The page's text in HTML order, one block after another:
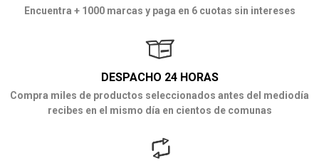
Encuentra + 1000 marcas y paga en 6 cuotas sin intereses
DESPACHO 24 HORAS
Compra miles de productos seleccionados antes del mediodía
recibes en el mismo día en cientos de comunas